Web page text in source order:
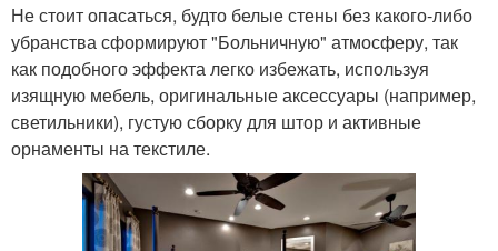
Не стоит опасаться, будто белые стены без какого-либо
убранства сформируют "Больничную" атмосферу, так
как подобного эффекта легко избежать, используя
изящную мебель, оригинальные аксессуары (например,
светильники), густую сборку для штор и активные
орнаменты на текстиле.